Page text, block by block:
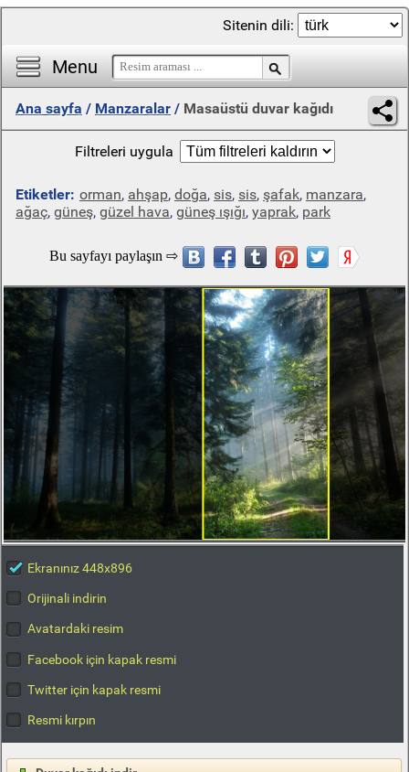
Menu
Sitenin dili:
Ana sayfa / Manzaralar / Masaüstü duvar kağıdı
Filtreleri uygula
Etiketler: orman, ahşap, doğa, sis, sis, şafak, manzara,
ağaç, güneş, güzel hava, güneş ışığı, yaprak, park
Ekranınız 448x896
Orijinali indirin
Avatardaki resim
Facebook için kapak resmi
Twitter için kapak resmi
Resmi kırpın